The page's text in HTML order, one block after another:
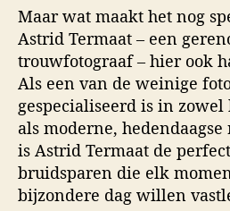
Maar wat maakt het nog
Astrid Termaat – een
trouwfotograaf – hier ook
Als een van de weinige
gespecialiseerd is in
als moderne,
is Astrid Termaat de
bruidsparen die elk
bijzondere dag willen